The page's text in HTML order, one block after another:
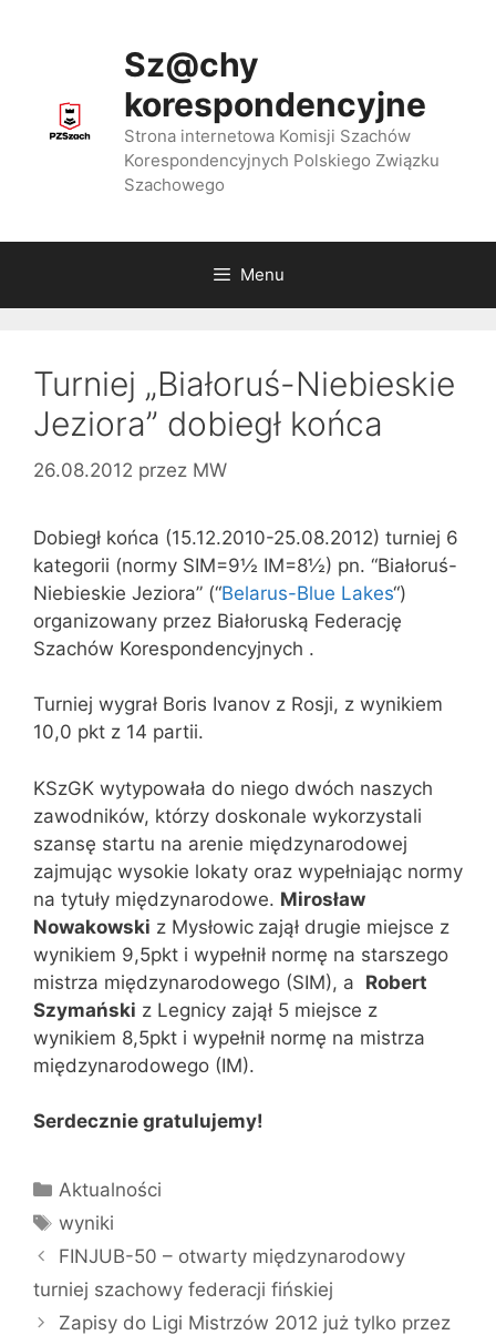
Sz@chy
korespondencyjne
Strona internetowa Komisji Szachów
Korespondencyjnych Polskiego Związku
Szachowego
Menu
Turniej „Białoruś-Niebieskie
Jeziora” dobiegł końca
26.08.2012 przez MW
Dobiegł końca (15.12.2010-25.08.2012) turniej 6
kategorii (normy SIM=9½ IM=8½) pn. “Białoruś-
Niebieskie Jeziora” (“Belarus-Blue Lakes“)
organizowany przez Białoruską Federację
Szachów Korespondencyjnych .
Turniej wygrał Boris Ivanov z Rosji, z wynikiem
10,0 pkt z 14 partii.
KSzGK wytypowała do niego dwóch naszych
zawodników, którzy doskonale wykorzystali
szansę startu na arenie międzynarodowej
zajmując wysokie lokaty oraz wypełniając normy
na tytuły międzynarodowe. Mirosław
Nowakowski z Mysłowic zajął drugie miejsce z
wynikiem 9,5pkt i wypełnił normę na starszego
mistrza międzynarodowego (SIM), a Robert
Szymański z Legnicy zajął 5 miejsce z
wynikiem 8,5pkt i wypełnił normę na mistrza
międzynarodowego (IM).
Serdecznie gratulujemy!
Kategorie
Aktualności
Tagi
wyniki
FINJUB-50 – otwarty międzynarodowy
turniej szachowy federacji fińskiej
Zapisy do Ligi Mistrzów 2012 już tylko przez